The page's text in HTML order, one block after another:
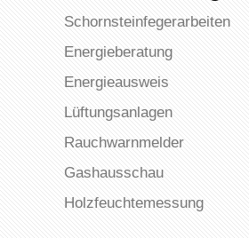
Schornsteinfegerarbeiten
Energieberatung
Energieausweis
Lüftungsanlagen
Rauchwarnmelder
Gashausschau
Holzfeuchtemessung